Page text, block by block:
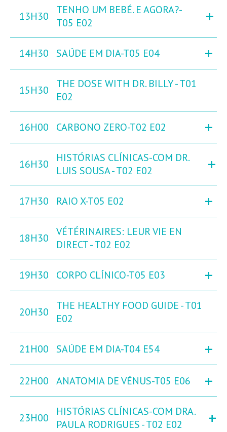
13H30
TENHO UM BEBÉ. E AGORA?-
T05 E02
+
14H30 SAÚDE EM DIA-T05 E04 +
15H30
THE DOSE WITH DR. BILLY - T01
E02
16H00 CARBONO ZERO-T02 E02 +
16H30
HISTÓRIAS CLÍNICAS-COM DR.
LUIS SOUSA - T02 E02
+
17H30 RAIO X-T05 E02 +
18H30
VÉTÉRINAIRES: LEUR VIE EN
DIRECT - T02 E02
19H30 CORPO CLÍNICO-T05 E03 +
20H30
THE HEALTHY FOOD GUIDE - T01
E02
21H00 SAÚDE EM DIA-T04 E54 +
22H00 ANATOMIA DE VÉNUS-T05 E06 +
23H00
HISTÓRIAS CLÍNICAS-COM DRA.
PAULA RODRIGUES - T02 E02
+